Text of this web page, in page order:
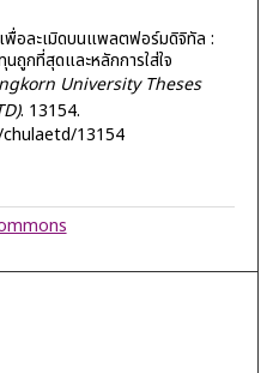
อละเมิดบนแพลตฟอร์มดิจิทัล :
ถูกที่สุดและหลักการใส่ใจ
University Theses
. 13154.
13154